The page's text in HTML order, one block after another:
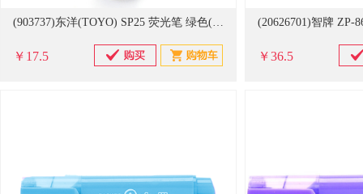
(903737)东洋(TOYO) SP25 荧光笔 绿色(单位：支)
￥17.5 ￥36.5